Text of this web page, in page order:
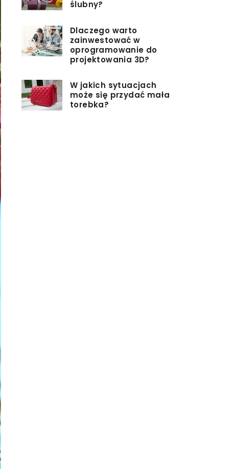
ślubny?
Dlaczego warto
zainwestować w
oprogramowanie do
projektowania 3D?
W jakich sytuacjach
może się przydać mała
torebka?